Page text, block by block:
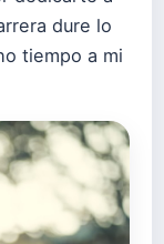
dure lo
tiempo a mi